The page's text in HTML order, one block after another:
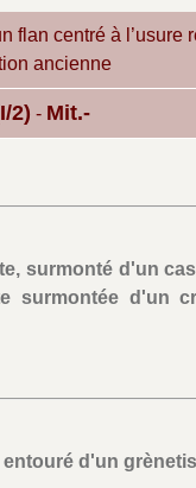
flan centré à l’usure
ancienne
2) - Mit.-
surmonté d'un
surmontée d'un
d'un